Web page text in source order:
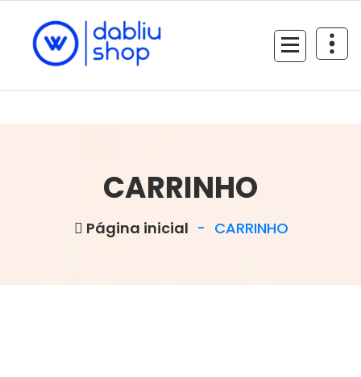
CARRINHO
Página inicial - CARRINHO